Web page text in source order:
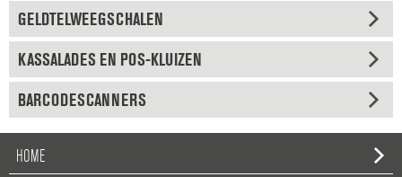
GELDTELWEEGSCHALEN
KASSALADES EN POS-KLUIZEN
BARCODESCANNERS
HOME